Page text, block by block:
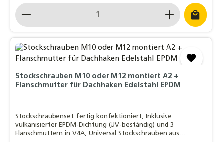
Produkt Anzahl: Gib den gewünschten Wert
Stockschrauben M10 oder M12 montiert A2 +
Flanschmutter für Dachhaken Edelstahl EPDM
Stockschraubenset fertig konfektioniert, Inklusive
vulkanisierter EPDM-Dichtung (UV-beständig) und 3
Flanschmuttern in V4A, Universal Stockschrauben aus